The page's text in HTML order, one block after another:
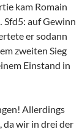
kam Romain
Sfd5: auf Gewinn
er sodann
zweiten Sieg
Einstand in
Allerdings
da wir in drei der